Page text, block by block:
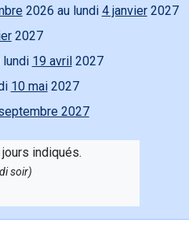
2026 au lundi 4 janvier2027
2027
lundi 19 avril 2027
10 mai2027
2027
indiqués.
soir)